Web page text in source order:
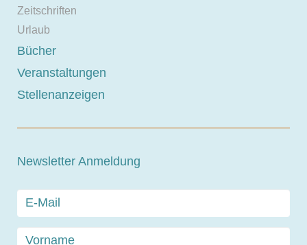
Zeitschriften
Urlaub
Bücher
Veranstaltungen
Stellenanzeigen
Newsletter Anmeldung